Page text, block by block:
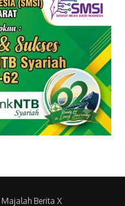
Majalah Berita X